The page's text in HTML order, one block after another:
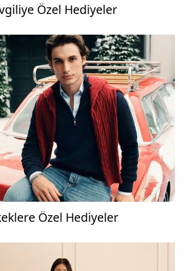
Özel Hediyeler
Özel Hediyeler